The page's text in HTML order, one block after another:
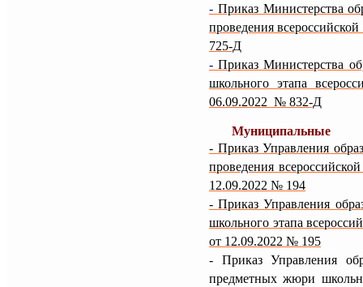
- Приказ Министерства
проведения
725-Д
-Приказ Министерства
школьного этапа
06.09.2022 № 832-Д
Муниципальные
- Приказ Управления
проведения
12.09.2022 № 194
- Приказ Управления
школьного этапа
от 12.09.2022 № 195
- Приказ Управления
предметных жюри